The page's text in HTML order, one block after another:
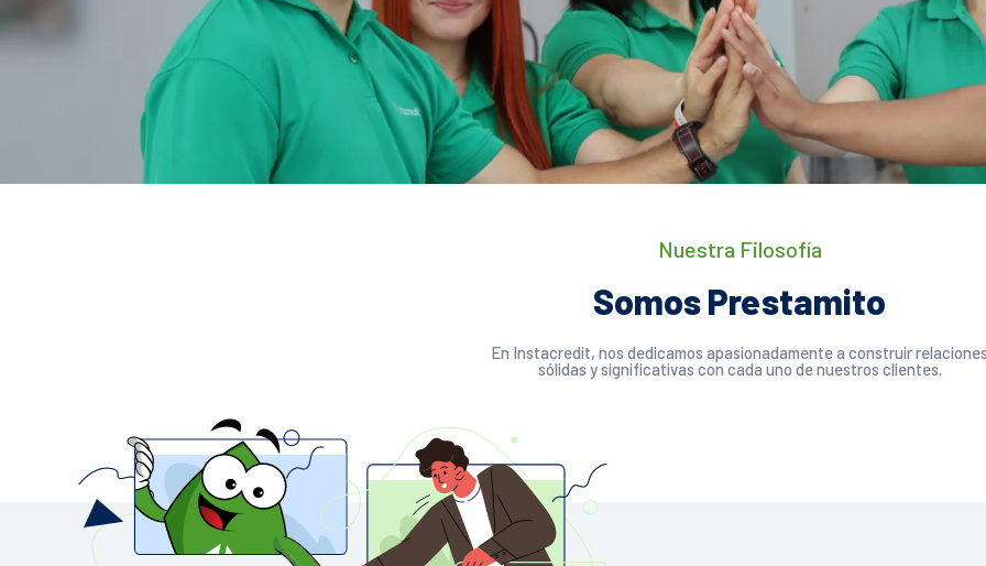
Nuestra Filosofía
Somos Prestamito
En Instacredit, nos dedicamos apasionadamente a construir
sólidas y significativas con cada uno de nuestros clientes.